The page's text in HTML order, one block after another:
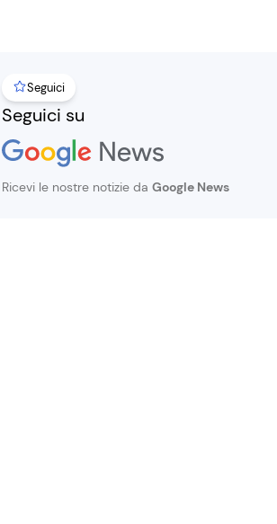
Seguici
Seguici su
Ricevi le nostre notizie da Google News